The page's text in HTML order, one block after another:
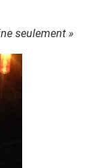
seulement »